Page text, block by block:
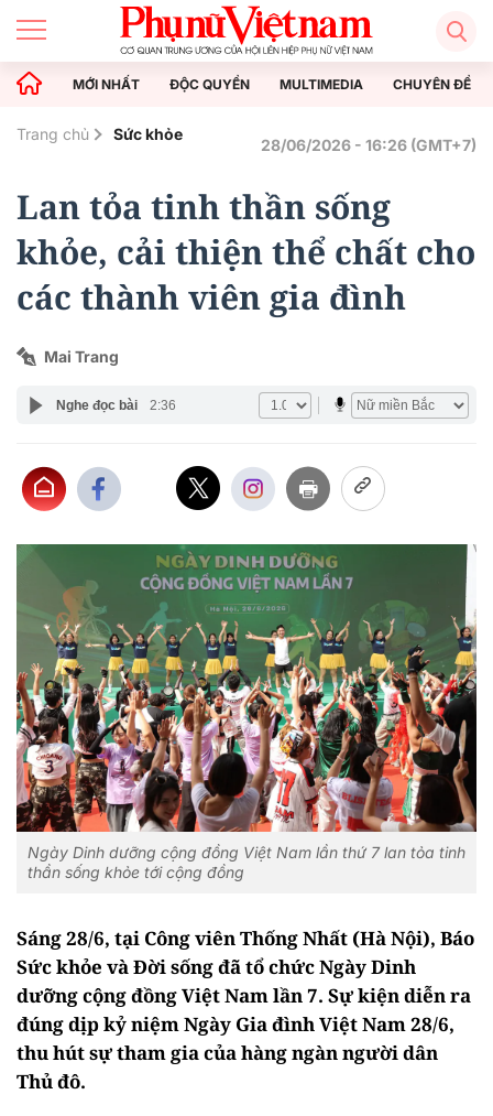
MỚI NHẤT ĐỘC QUYỀN MULTIMEDIA CHUYÊN ĐỀ
Trang chủ Sức khỏe
28/06/2026 - 16:26 (GMT+7)
Lan tỏa tinh thần sống
khỏe, cải thiện thể chất cho
các thành viên gia đình
Mai Trang
Nghe đọc bài 2:36
Ngày Dinh dưỡng cộng đồng Việt Nam lần thứ 7 lan tỏa tinh
thần sống khỏe tới cộng đồng
Sáng 28/6, tại Công viên Thống Nhất (Hà Nội), Báo
Sức khỏe và Đời sống đã tổ chức Ngày Dinh
dưỡng cộng đồng Việt Nam lần 7. Sự kiện diễn ra
đúng dịp kỷ niệm Ngày Gia đình Việt Nam 28/6,
thu hút sự tham gia của hàng ngàn người dân
Thủ đô.